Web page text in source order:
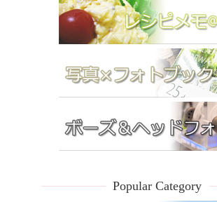
Popular Category